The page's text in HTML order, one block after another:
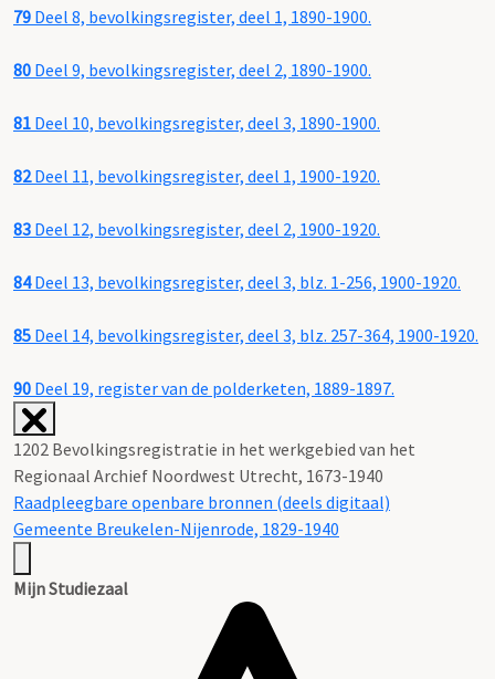
79 Deel 8, bevolkingsregister, deel 1, 1890-1900.
80 Deel 9, bevolkingsregister, deel 2, 1890-1900.
81 Deel 10, bevolkingsregister, deel 3, 1890-1900.
82Deel 11, bevolkingsregister, deel 1, 1900-1920.
83 Deel 12, bevolkingsregister, deel 2, 1900-1920.
84Deel 13, bevolkingsregister, deel 3, blz. 1-256, 1900-1920.
85 Deel 14, bevolkingsregister, deel 3, blz. 257-364, 1900-1920.
90 Deel 19, register van de polderketen, 1889-1897.
1202 Bevolkingsregistratie in het werkgebied van het
Regionaal Archief Noordwest Utrecht, 1673-1940
Raadpleegbare openbare bronnen (deels digitaal)
Gemeente Breukelen-Nijenrode, 1829-1940
Mijn Studiezaal